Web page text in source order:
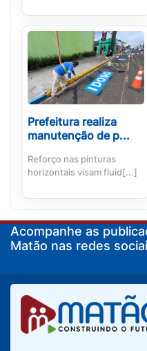
Prefeitura realiza
manutenção de p...
Reforço nas pinturas
horizontais visam fluid[...]
Acompanhe as
Matão nas redes